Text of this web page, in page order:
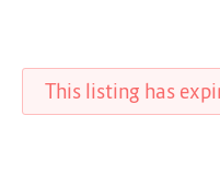
This listing has